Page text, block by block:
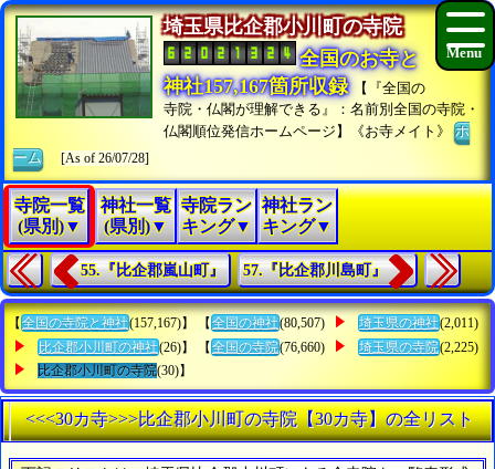
埼玉県比企郡小川町の寺院
全国のお寺と
神社157,167箇所収録
【『全国の
寺院・仏閣が理解できる』：名前別全国の寺院・
仏閣順位発信ホームページ】《お寺メイト》ホ
ーム
[As of 26/07/28]
寺院一覧
(県別)▼
神社一覧
(県別)▼
寺院ラン
キング▼
神社ラン
キング▼
55.『比企郡嵐山町』 57.『比企郡川島町』
【 全国の寺院と神社(157,167)】 【 全国の神社(80,507) 埼玉県の神社(2,011)
比企郡小川町の神社(26)】 【 全国の寺院(76,660) 埼玉県の寺院(2,225)
比企郡小川町の寺院(30)】
<<<30カ寺>>>比企郡小川町の寺院【30カ寺】の全リスト